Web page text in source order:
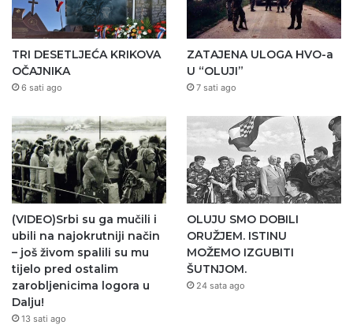
TRI DESETLJEĆA KRIKOVA
OČAJNIKA
6 sati ago
ZATAJENA ULOGA HVO-a
U “OLUJI”
7 sati ago
(VIDEO)Srbi su ga mučili i
ubili na najokrutniji način
– još živom spalili su mu
tijelo pred ostalim
zarobljenicima logora u
Dalju!
13 sati ago
OLUJU SMO DOBILI
ORUŽJEM. ISTINU
MOŽEMO IZGUBITI
ŠUTNJOM.
24 sata ago